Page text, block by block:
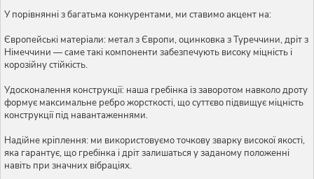
У порівнянні з багатьма конкурентами, ми ставимо акцент на:
Європейські матеріали: метал з Європи, оцинковка з Туреччини, дріт з
Німеччини — саме такі компоненти забезпечують високу міцність і
корозійну стійкість.
Удосконалення конструкції: наша гребінка із заворотом навколо дроту
формує максимальне ребро жорсткості, що суттєво підвищує міцність
конструкції під навантаженнями.
Надійне кріплення: ми використовуємо точкову зварку високої якості,
яка гарантує, що гребінка і дріт залишаться у заданому положенні
навіть при значних вібраціях.